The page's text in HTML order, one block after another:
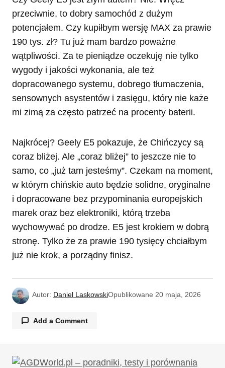
przeciwnie, to dobry samochód z dużym
potencjałem. Czy kupiłbym wersję MAX za prawie
190 tys. zł? Tu już mam bardzo poważne
wątpliwości. Za te pieniądze oczekuję nie tylko
wygody i jakości wykonania, ale też
dopracowanego systemu, dobrego tłumaczenia,
sensownych asystentów i zasięgu, który nie każe
mi zimą za często patrzeć na procenty baterii.
Najkrócej? Geely E5 pokazuje, że Chińczycy są
coraz bliżej. Ale „coraz bliżej” to jeszcze nie to
samo, co „już tam jesteśmy”. Czekam na moment,
w którym chińskie auto będzie solidne, oryginalne
i dopracowane bez przypominania europejskich
marek oraz bez elektroniki, którą trzeba
wychowywać po drodze. E5 jest krokiem w dobrą
stronę. Tylko że za prawie 190 tysięcy chciałbym
już nie krok, a porządny finisz.
Autor: Daniel LaskowskiOpublikowane 20 maja, 2026
Add a Comment
Twój adres email nie zostanie opublikowany.